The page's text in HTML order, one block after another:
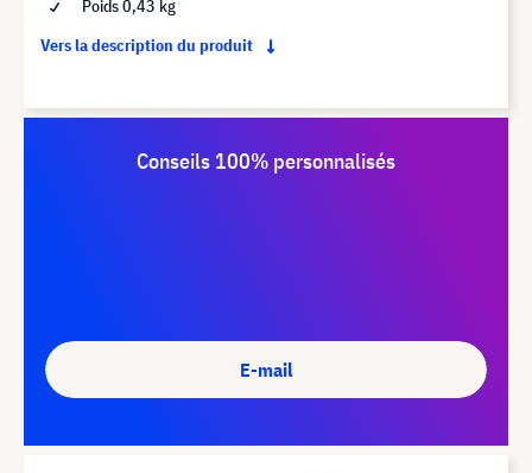
Poids 0,43 kg
Vers la description du produit
Conseils 100% personnalisés
E-mail